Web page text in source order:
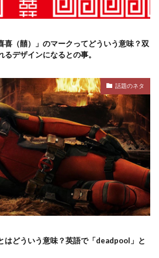
喜（囍）」のマークってどういう意味？双
デザインになるとの事。
話題のネタ
はどういう意味？英語で「deadpool」と